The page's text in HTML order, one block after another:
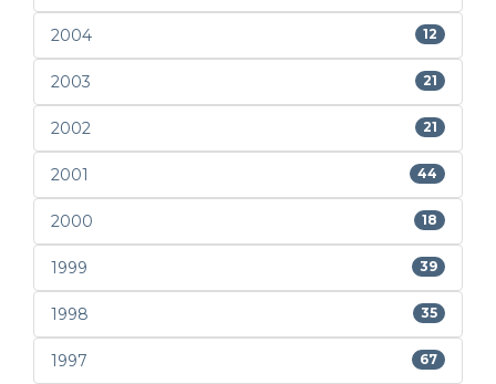
2004 12
2003 21
2002 21
2001 44
2000 18
1999 39
1998 35
1997 67